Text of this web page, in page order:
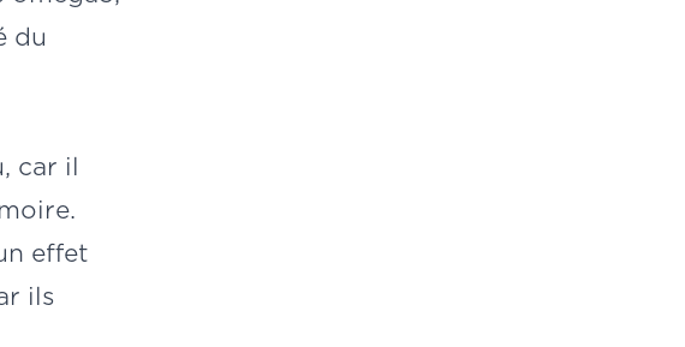
du
car il
effet
ils